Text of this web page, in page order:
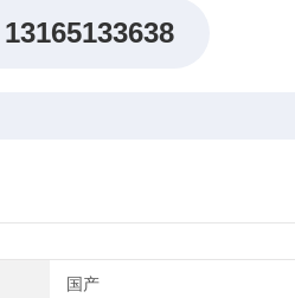
13165133638
国产